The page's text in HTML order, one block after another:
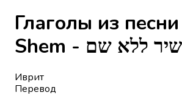
Глаголы из
Shem - שיר ללא שם
Иврит
Перевод